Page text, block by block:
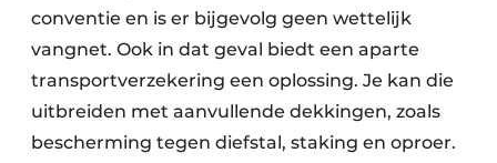
conventie en is er bijgevolg geen wettelijk
vangnet. Ook in dat geval biedt een aparte
transportverzekering een oplossing. Je kan die
uitbreiden met aanvullende dekkingen, zoals
bescherming tegen diefstal, staking en oproer.